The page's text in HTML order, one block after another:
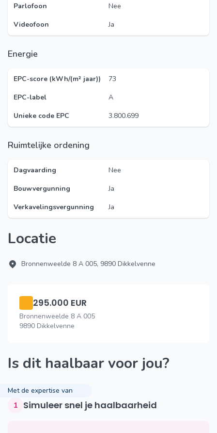
Parlofoon
Nee
Videofoon
Ja
Energie
EPC-score (kWh/(m² jaar))
73
EPC-label
A
Unieke code EPC
3.800.699
Ruimtelijke ordening
Dagvaarding
Nee
Bouwvergunning
Ja
Verkavelingsvergunning
Ja
Locatie
Bronnenweelde 8 A 005, 9890 Dikkelvenne
295.000 EUR
Bronnenweelde 8 A 005
9890 Dikkelvenne
Is dit haalbaar voor jou?
Met de expertise van
1 Simuleer snel je haalbaarheid